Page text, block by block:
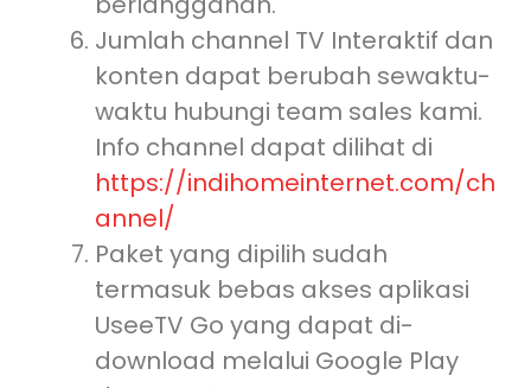
Jumlah channel TV Interaktif dan
konten dapat berubah sewaktu-
waktu hubungi team sales kami.
Info channel dapat dilihat di
https://indihomeinternet.com/ch
annel/
Paket yang dipilih sudah
termasuk bebas akses aplikasi
UseeTV Go yang dapat di-
download melalui Google Play